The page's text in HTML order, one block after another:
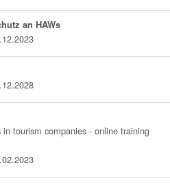
an HAWs
tourism companies - online training